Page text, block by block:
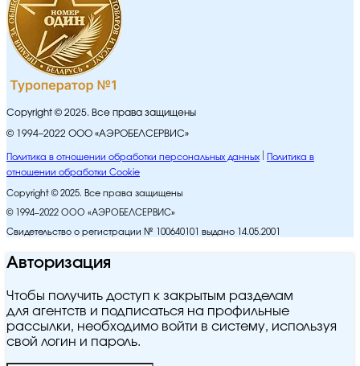
Copyright © 2025. Все права защищены
© 1994–2022 ООО «АЭРОБЕЛСЕРВИС»
Политика в отношении обработки персональных данных
Политика в
отношении обработки Cookie
Copyright © 2025. Все права защищены
© 1994–2022 ООО «АЭРОБЕЛСЕРВИС»
Свидетельство о регистрации № 100640101 выдано 14.05.2001
Авторизация
Чтобы получить доступ к закрытым разделам
для агентств и подписаться на профильные
рассылки, необходимо войти в систему, используя
свой логин и пароль.